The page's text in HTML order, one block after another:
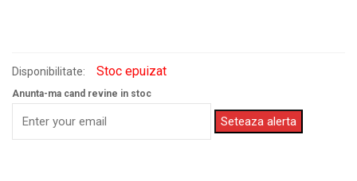
Disponibilitate: Stoc epuizat
Anunta-ma cand revine in stoc
Seteaza alerta